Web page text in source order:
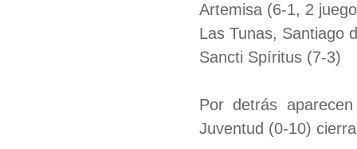
Artemisa (6-1, 2
Las Tunas, Santiago
Sancti Spíritus (7-3)
Por detrás
Juventud (0-10)